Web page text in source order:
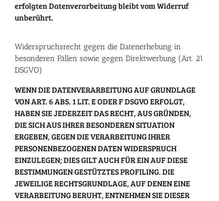
erfolgten Datenverarbeitung bleibt vom Widerruf
unberührt.
Widerspruchsrecht gegen die Datenerhebung in
besonderen Fällen sowie gegen Direktwerbung (Art. 21
DSGVO)
WENN DIE DATENVERARBEITUNG AUF GRUNDLAGE
VON ART. 6 ABS. 1 LIT. E ODER F DSGVO ERFOLGT,
HABEN SIE JEDERZEIT DAS RECHT, AUS GRÜNDEN,
DIE SICH AUS IHRER BESONDEREN SITUATION
ERGEBEN, GEGEN DIE VERARBEITUNG IHRER
PERSONENBEZOGENEN DATEN WIDERSPRUCH
EINZULEGEN; DIES GILT AUCH FÜR EIN AUF DIESE
BESTIMMUNGEN GESTÜTZTES PROFILING. DIE
JEWEILIGE RECHTSGRUNDLAGE, AUF DENEN EINE
VERARBEITUNG BERUHT, ENTNEHMEN SIE DIESER